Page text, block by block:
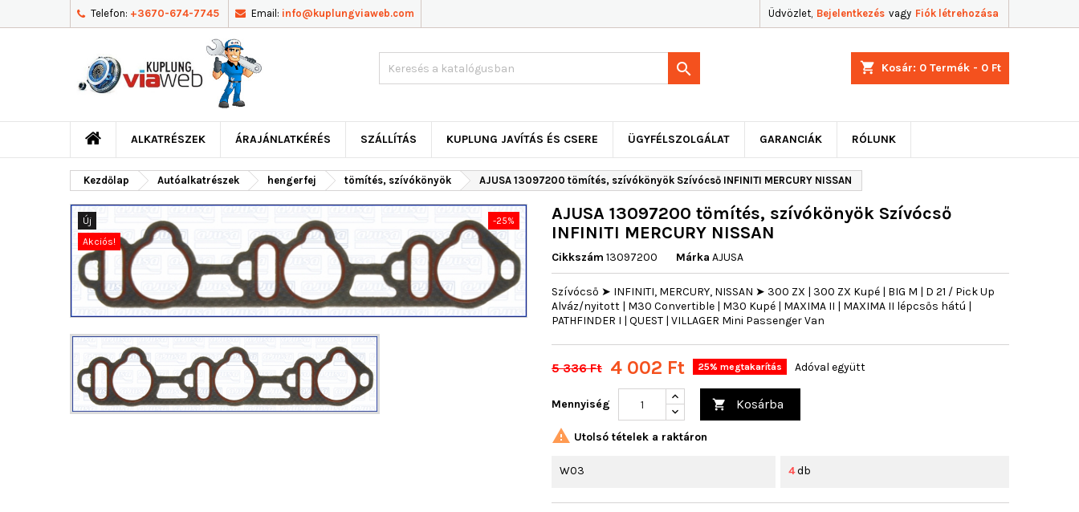
Telefon: +3670-674-7745 Email: info@kuplungviaweb.com Üdvözlet, Bejelentkezés vagy Fiók létrehozása
shopping_cart Kosár: 0 Termék - 0 Ft

ALKATRÉSZEK ÁRAJÁNLATKÉRÉS SZÁLLÍTÁS KUPLUNG JAVÍTÁS ÉS CSERE ÜGYFÉLSZOLGÁLAT GARANCIÁK RÓLUNK
Kezdőlap Autóalkatrészek hengerfej tömítés, szívókönyök AJUSA 13097200 tömítés, szívókönyök Szívócső INFINITI MERCURY NISSAN
Új
-25%
Akciós!
AJUSA 13097200 tömítés, szívókönyök Szívócső
INFINITI MERCURY NISSAN
Cikkszám 13097200 Márka AJUSA
Szívócső ➤ INFINITI, MERCURY, NISSAN ➤ 300 ZX | 300 ZX Kupé | BIG M | D 21 / Pick Up
Alváz/nyitott | M30 Convertible | M30 Kupé | MAXIMA II | MAXIMA II lépcsős hátú |
PATHFINDER I | QUEST | VILLAGER Mini Passenger Van
5 336 Ft 4 002 Ft 25% megtakarítás Adóval együtt
Mennyiség  Kosárba
 Utolsó tételek a raktáron
W03 4db